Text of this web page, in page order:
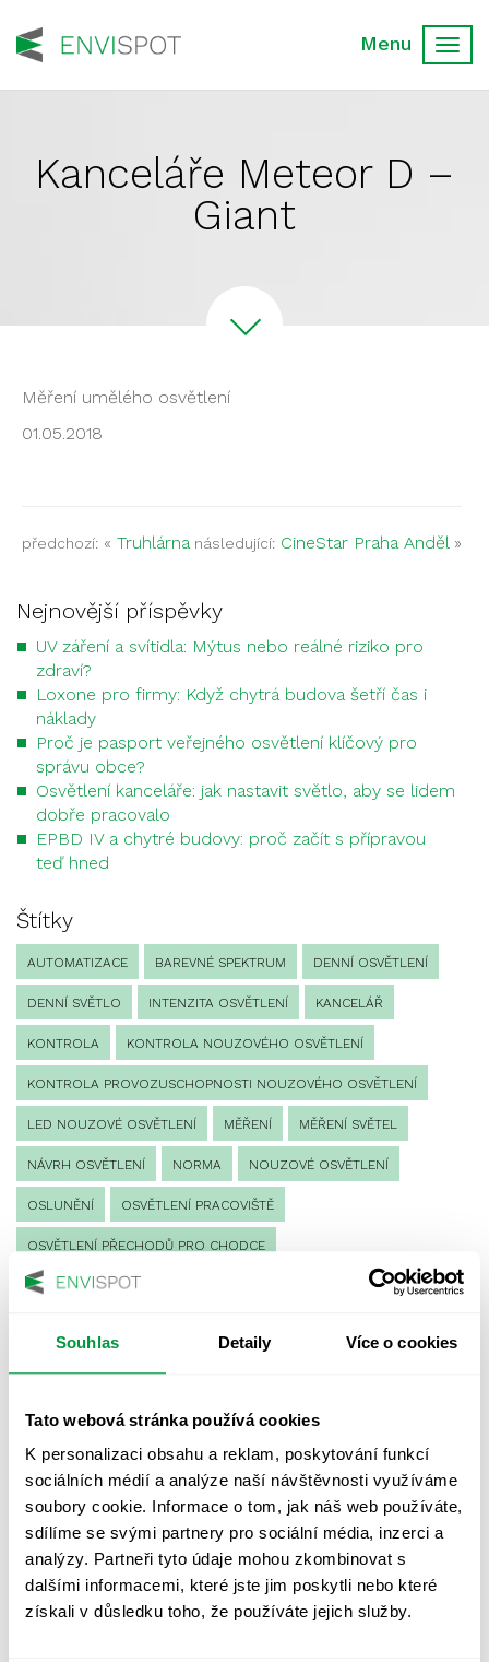
Souhlas Detaily Více o cookies
Tato webová stránka používá cookies
K personalizaci obsahu a reklam, poskytování funkcí
sociálních médií a analýze naší návštěvnosti využíváme
soubory cookie. Informace o tom, jak náš web používáte,
sdílíme se svými partnery pro sociální média, inzerci a
analýzy. Partneři tyto údaje mohou zkombinovat s
dalšími informacemi, které jste jim poskytli nebo které
získali v důsledku toho, že používáte jejich služby.
Kanceláře Meteor D –
Giant
Měření umělého osvětlení
01.05.2018
předchozí: « Truhlárna následující: CineStar Praha Anděl»
Nejnovější příspěvky
UV záření a svítidla: Mýtus nebo reálné riziko pro
zdraví?
Loxone pro firmy: Když chytrá budova šetří čas i
náklady
Proč je pasport veřejného osvětlení klíčový pro
správu obce?
Osvětlení kanceláře: jak nastavit světlo, aby se lidem
dobře pracovalo
EPBD IV a chytré budovy: proč začít s přípravou
teď hned
Štítky
AUTOMATIZACE BAREVNÉ SPEKTRUM DENNÍ OSVĚTLENÍ
DENNÍ SVĚTLO INTENZITA OSVĚTLENÍ KANCELÁŘ
KONTROLA KONTROLA NOUZOVÉHO OSVĚTLENÍ
KONTROLA PROVOZUSCHOPNOSTI NOUZOVÉHO OSVĚTLENÍ
LED NOUZOVÉ OSVĚTLENÍ MĚŘENÍ MĚŘENÍ SVĚTEL
NÁVRH OSVĚTLENÍ NORMA NOUZOVÉ OSVĚTLENÍ
OSLUNĚNÍ OSVĚTLENÍ PRACOVIŠTĚ
OSVĚTLENÍ PŘECHODŮ PRO CHODCE
OSVĚTLENÍ SPORTOVIŠŤ
UMĚLÉ OSVĚTLENÍ VEŘEJNÉ OSVĚTLENÍ
VÝPOČET OSVĚTLENÍ VÝPOČET ZASTÍNĚNÍ
VÝPOČTY A NÁVRHY ZASTÍNĚNÍ
ZKOUŠKY NOUZOVÉHO OSVĚTLENÍ